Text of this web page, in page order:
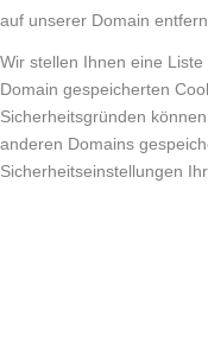
auf unserer Domain
Wir stellen Ihnen eine
Domain gespeicherten
Sicherheitsgründen
anderen Domains
Sicherheitseinstellungen